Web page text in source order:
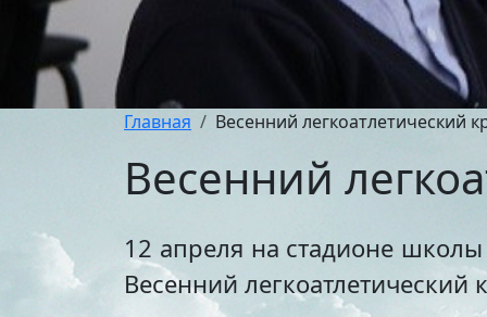
Главная Весенний легкоатлетический
Весенний
12 апреля на стадионе
Весенний